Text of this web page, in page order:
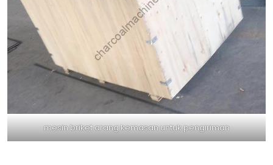
mesin briket arang kemasan untuk pengiriman